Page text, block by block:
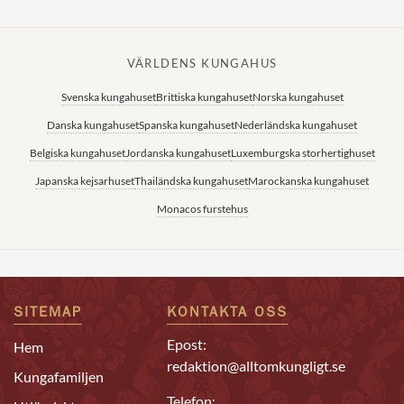
VÄRLDENS KUNGAHUS
Svenska kungahusetBrittiska kungahusetNorska kungahuset
Danska kungahusetSpanska kungahusetNederländska kungahuset
Belgiska kungahusetJordanska kungahusetLuxemburgska storhertighuset
Japanska kejsarhusetThailändska kungahusetMarockanska kungahuset
Monacos furstehus
SITEMAP
Hem
Kungafamiljen
KONTAKTA OSS
Epost:
redaktion@alltomkungligt.se